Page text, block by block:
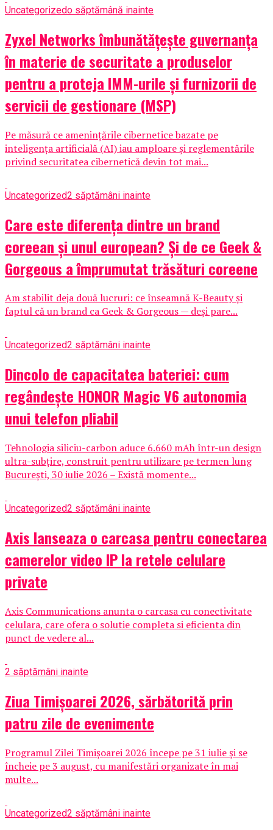
Uncategorizedo săptămână inainte
Zyxel Networks îmbunătățește guvernanța
în materie de securitate a produselor
pentru a proteja IMM-urile și furnizorii de
servicii de gestionare (MSP)
Pe măsură ce amenințările cibernetice bazate pe
inteligența artificială (AI) iau amploare și reglementările
privind securitatea cibernetică devin tot mai...
Uncategorized2 săptămâni inainte
Care este diferența dintre un brand
coreean și unul european? Și de ce Geek &
Gorgeous a împrumutat trăsături coreene
Am stabilit deja două lucruri: ce înseamnă K-Beauty și
faptul că un brand ca Geek & Gorgeous — deși pare...
Uncategorized2 săptămâni inainte
Dincolo de capacitatea bateriei: cum
regândește HONOR Magic V6 autonomia
unui telefon pliabil
Tehnologia siliciu-carbon aduce 6.660 mAh într-un design
ultra-subțire, construit pentru utilizare pe termen lung
București, 30 iulie 2026 – Există momente...
Uncategorized2 săptămâni inainte
Axis lanseaza o carcasa pentru conectarea
camerelor video IP la retele celulare
private
Axis Communications anunta o carcasa cu conectivitate
celulara, care ofera o solutie completa si eficienta din
punct de vedere al...
2 săptămâni inainte
Ziua Timișoarei 2026, sărbătorită prin
patru zile de evenimente
Programul Zilei Timișoarei 2026 începe pe 31 iulie și se
încheie pe 3 august, cu manifestări organizate în mai
multe...
Uncategorized2 săptămâni inainte